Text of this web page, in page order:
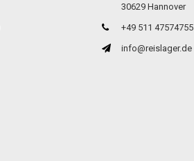
30629 Hannover
+49 511 47574755
info@reislager.de